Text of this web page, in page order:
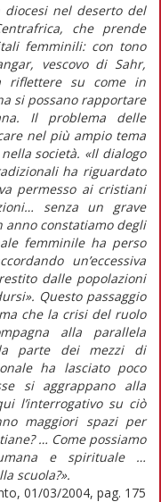
nel deserto del
che prende
femminili: con tono
vescovo di Sahr,
riflettere su come in
si possano rapportare
Il problema delle
nel più ampio tema
società. «Il dialogo
ha riguardato
permesso ai cristiani
senza un grave
constatiamo degli
femminile ha perso
un’eccessiva
dalle popolazioni
Questo passaggio
che la crisi del ruolo
alla parallela
parte dei mezzi di
ha lasciato poco
si aggrappano alla
l’interrogativo su ciò
maggiori spazi per
… Come possiamo
e spirituale …
scuola?».
01/03/2004, pag. 175